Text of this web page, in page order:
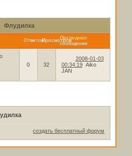
Флудилка
ОтветовПросмотровПоследнее
сообщение
0 32
2008-01-03
00:34:19 Aiko
JAN
создать бесплатный форум